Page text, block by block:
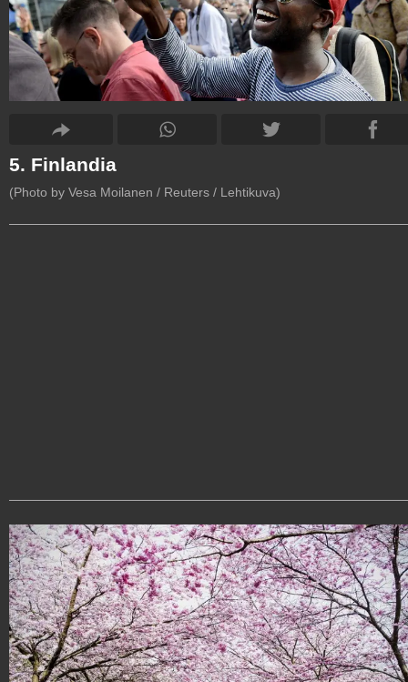
5. Finlandia
(Photo by Vesa Moilanen / Reuters / Lehtikuva)